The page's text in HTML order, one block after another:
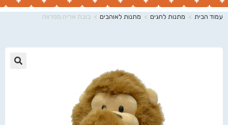
עמוד הבית > מתנות לחגים > מתנות לאוהבים > בובת אריה מפרווה